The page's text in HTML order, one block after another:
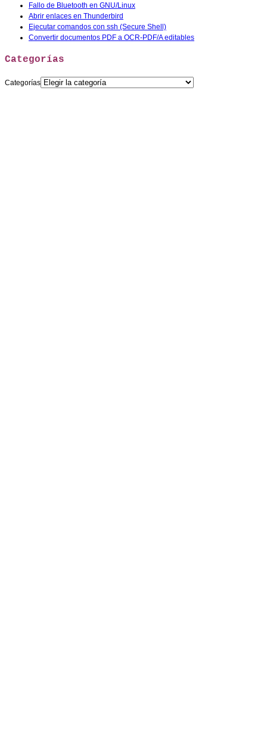
Fallo de Bluetooth en GNU/Linux
Abrir enlaces en Thunderbird
Ejecutar comandos con ssh (Secure Shell)
Convertir documentos PDF a OCR-PDF/A editables
Categorías
Categorías